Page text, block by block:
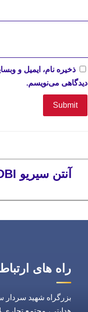
ذخیره نام، ایمیل و
دیدگاهی می‌نویسم.
آنتن سیریو 6DBI
راه های
بزرگراه شهید سردار